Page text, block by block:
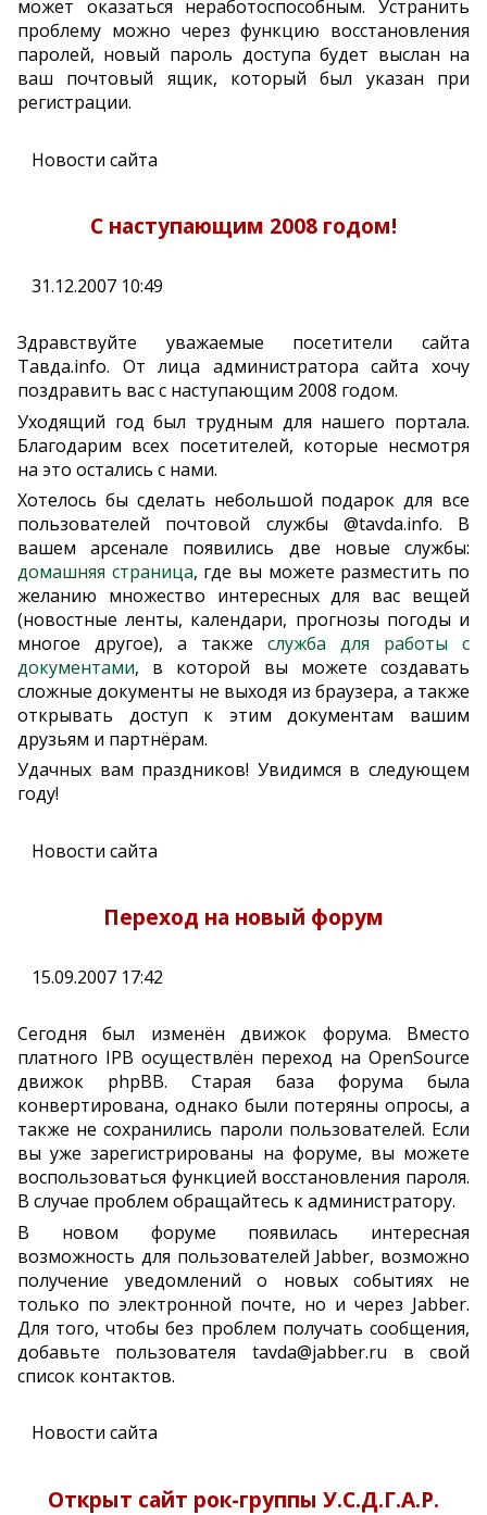
может оказаться неработоспособным. Устранить
проблему можно через функцию восстановления
паролей, новый пароль доступа будет выслан на
ваш почтовый ящик, который был указан при
регистрации.
Новости сайта
С наступающим 2008 годом!
31.12.2007 10:49
Здравствуйте уважаемые посетители сайта
Тавда.info. От лица администратора сайта хочу
поздравить вас с наступающим 2008 годом.
Уходящий год был трудным для нашего портала.
Благодарим всех посетителей, которые несмотря
на это остались с нами.
Хотелось бы сделать небольшой подарок для все
пользователей почтовой службы @tavda.info. В
вашем арсенале появились две новые службы:
домашняя страница, где вы можете разместить по
желанию множество интересных для вас вещей
(новостные ленты, календари, прогнозы погоды и
многое другое), а такжеслужба для работы с
документами, в которой вы можете создавать
сложные документы не выходя из браузера, а также
открывать доступ к этим документам вашим
друзьям и партнёрам.
Удачных вам праздников! Увидимся в следующем
году!
Новости сайта
Переход на новый форум
15.09.2007 17:42
Сегодня был изменён движок форума. Вместо
платного IPB осуществлён переход на OpenSource
движок phpBB. Старая база форума была
конвертирована, однако были потеряны опросы, а
также не сохранились пароли пользователей. Если
вы уже зарегистрированы на форуме, вы можете
воспользоваться функцией восстановления пароля.
В случае проблем обращайтесь к администратору.
В новом форуме появилась интересная
возможность для пользователей Jabber, возможно
получение уведомлений о новых событиях не
только по электронной почте, но и через Jabber.
Для того, чтобы без проблем получать сообщения,
добавьте пользователя tavda@jabber.ru в свой
список контактов.
Новости сайта
Открыт сайт рок-группы У.С.Д.Г.А.Р.